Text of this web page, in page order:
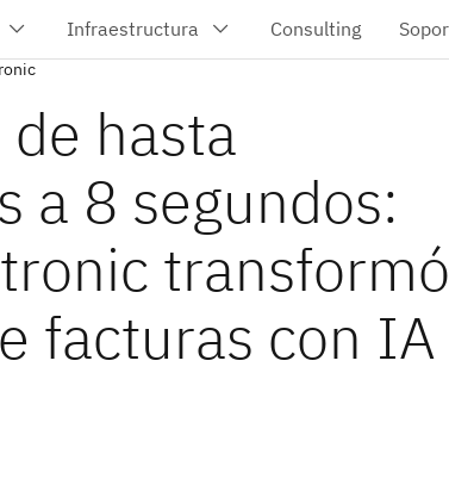
hasta
a 8 segundos:
transformó
facturas con IA